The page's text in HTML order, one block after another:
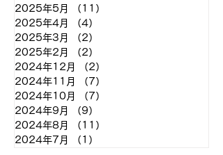
2025年5月
（11）
2025年4月
（4）
2025年3月
（2）
2025年2月
（2）
2024年12月
（2）
2024年11月
（7）
2024年10月
（7）
2024年9月
（9）
2024年8月
（11）
2024年7月
（1）